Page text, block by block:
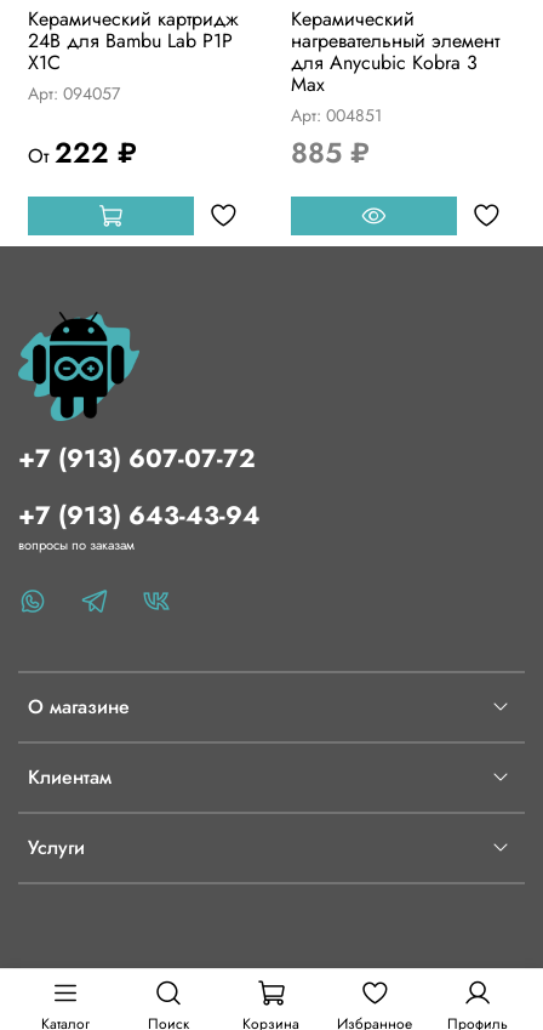
Керамический картридж
24В для Bambu Lab P1P
X1C
Арт: 094057
От 222 ₽
Керамический
нагревательный элемент
для Anycubic Kobra 3
Max
Арт: 004851
885 ₽
О магазине
Клиентам
Услуги
+7 (913) 607-07-72
+7 (913) 643-43-94
вопросы по заказам
Каталог Поиск Корзина Избранное Профиль